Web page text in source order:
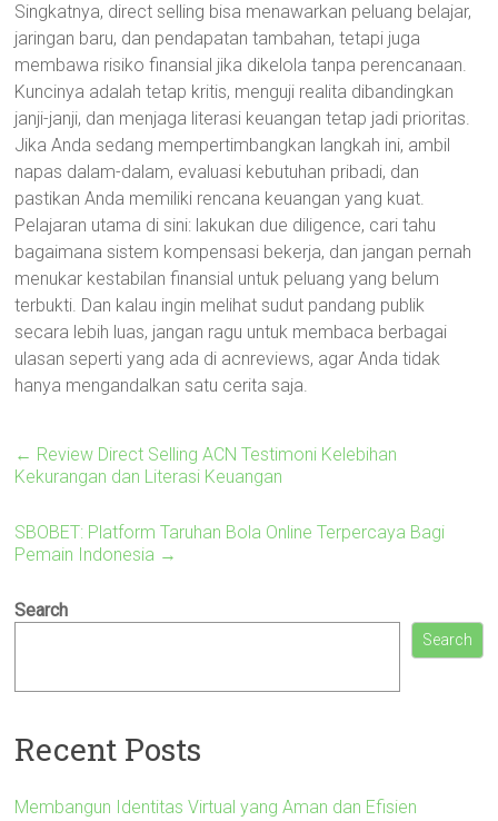
Singkatnya, direct selling bisa menawarkan peluang belajar,
jaringan baru, dan pendapatan tambahan, tetapi juga
membawa risiko finansial jika dikelola tanpa perencanaan.
Kuncinya adalah tetap kritis, menguji realita dibandingkan
janji-janji, dan menjaga literasi keuangan tetap jadi prioritas.
Jika Anda sedang mempertimbangkan langkah ini, ambil
napas dalam-dalam, evaluasi kebutuhan pribadi, dan
pastikan Anda memiliki rencana keuangan yang kuat.
Pelajaran utama di sini: lakukan due diligence, cari tahu
bagaimana sistem kompensasi bekerja, dan jangan pernah
menukar kestabilan finansial untuk peluang yang belum
terbukti. Dan kalau ingin melihat sudut pandang publik
secara lebih luas, jangan ragu untuk membaca berbagai
ulasan seperti yang ada di acnreviews, agar Anda tidak
hanya mengandalkan satu cerita saja.
← Review Direct Selling ACN Testimoni Kelebihan
Kekurangan dan Literasi Keuangan
SBOBET: Platform Taruhan Bola Online Terpercaya Bagi
Pemain Indonesia →
Search
Search
Recent Posts
Membangun Identitas Virtual yang Aman dan Efisien